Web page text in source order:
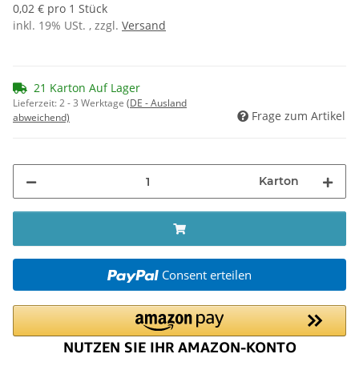
0,02 € pro 1 Stück
inkl. 19% USt. , zzgl. Versand
21 Karton Auf Lager
Lieferzeit:2 - 3 Werktage (DE - Ausland
abweichend)
Frage zum Artikel
Karton
Consent erteilen